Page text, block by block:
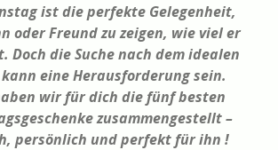
ist die perfekte Gelegenheit,
oder Freund zu zeigen, wie viel er
Doch die Suche nach dem idealen
kann eine Herausforderung sein.
wir für dich die fünf besten
zusammengestellt –
persönlich und perfekt für ihn !